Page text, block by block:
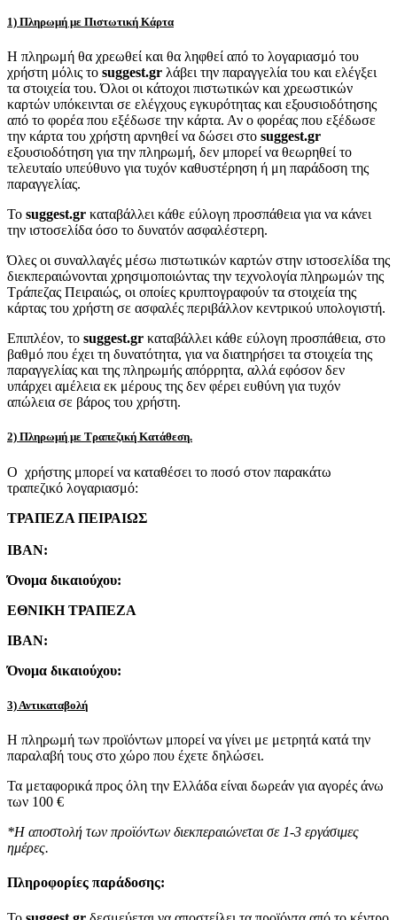
1) Πληρωμή με Πιστωτική Κάρτα
Η πληρωμή θα χρεωθεί και θα ληφθεί από το λογαριασμό του
χρήστη μόλις το suggest.gr λάβει την παραγγελία του και ελέγξει
τα στοιχεία του. Όλοι οι κάτοχοι πιστωτικών και χρεωστικών
καρτών υπόκεινται σε ελέγχους εγκυρότητας και εξουσιοδότησης
από το φορέα που εξέδωσε την κάρτα. Αν ο φορέας που εξέδωσε
την κάρτα του χρήστη αρνηθεί να δώσει στο suggest.gr
εξουσιοδότηση για την πληρωμή, δεν μπορεί να θεωρηθεί το
τελευταίο υπεύθυνο για τυχόν καθυστέρηση ή μη παράδοση της
παραγγελίας.
Το suggest.gr καταβάλλει κάθε εύλογη προσπάθεια για να κάνει
την ιστοσελίδα όσο το δυνατόν ασφαλέστερη.
Όλες οι συναλλαγές μέσω πιστωτικών καρτών στην ιστοσελίδα της
διεκπεραιώνονται χρησιμοποιώντας την τεχνολογία πληρωμών της
Τράπεζας Πειραιώς, οι οποίες κρυπτογραφούν τα στοιχεία της
κάρτας του χρήστη σε ασφαλές περιβάλλον κεντρικού υπολογιστή.
Επιπλέον, το suggest.gr καταβάλλει κάθε εύλογη προσπάθεια, στο
βαθμό που έχει τη δυνατότητα, για να διατηρήσει τα στοιχεία της
παραγγελίας και της πληρωμής απόρρητα, αλλά εφόσον δεν
υπάρχει αμέλεια εκ μέρους της δεν φέρει ευθύνη για τυχόν
απώλεια σε βάρος του χρήστη.
2) Πληρωμή με Τραπεζική Κατάθεση.
Ο χρήστης μπορεί να καταθέσει το ποσό στον παρακάτω
τραπεζικό λογαριασμό:
ΤΡΑΠΕΖΑ ΠΕΙΡΑΙΩΣ
IBAN:
Όνομα δικαιούχου:
ΕΘΝΙΚΗ ΤΡΑΠΕΖΑ
IBAN:
Όνομα δικαιούχου:
3) Αντικαταβολή
Η πληρωμή των προϊόντων μπορεί να γίνει με μετρητά κατά την
παραλαβή τους στο χώρο που έχετε δηλώσει.
Τα μεταφορικά προς όλη την Ελλάδα είναι δωρεάν για αγορές άνω
των 100 €
*Η αποστολή των προϊόντων διεκπεραιώνεται σε 1-3 εργάσιμες
ημέρες.
Πληροφορίες παράδοσης: